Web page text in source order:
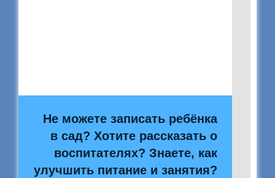
Не можете записать ребёнка
в сад? Хотите рассказать о
воспитателях? Знаете, как
улучшить питание и занятия?